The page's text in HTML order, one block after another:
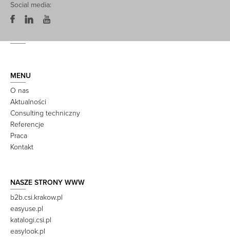
Social media:
MENU
O nas
Aktualności
Consulting techniczny
Referencje
Praca
Kontakt
NASZE STRONY WWW
b2b.csi.krakow.pl
easyuse.pl
katalogi.csi.pl
easylook.pl